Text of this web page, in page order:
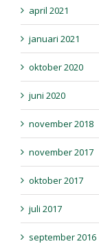
april 2021
januari 2021
oktober 2020
juni 2020
november 2018
november 2017
oktober 2017
juli 2017
september 2016